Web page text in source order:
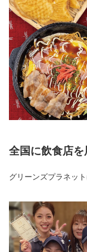
全国に飲食店
グリーンズプラネッ